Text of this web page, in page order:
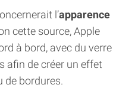
l’apparence
cette source, Apple
à bord, avec du verre
afin de créer un effet
de bordures.